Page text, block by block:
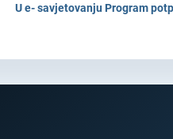
U e- savjetovanju Program